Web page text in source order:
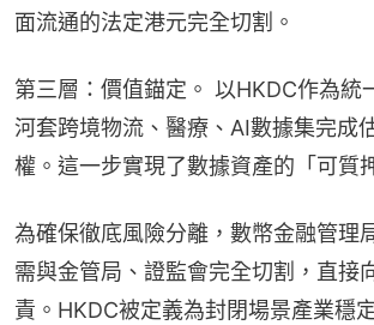
面流通的法定港元完全切割。
第三層：價值錨定。 以HKDC作為統
河套跨境物流、醫療、AI數據集完成
權。這一步實現了數據資產的「可質
為確保徹底風險分離，數幣金融管理
需與金管局、證監會完全切割，直接
責。HKDC被定義為封閉場景產業穩